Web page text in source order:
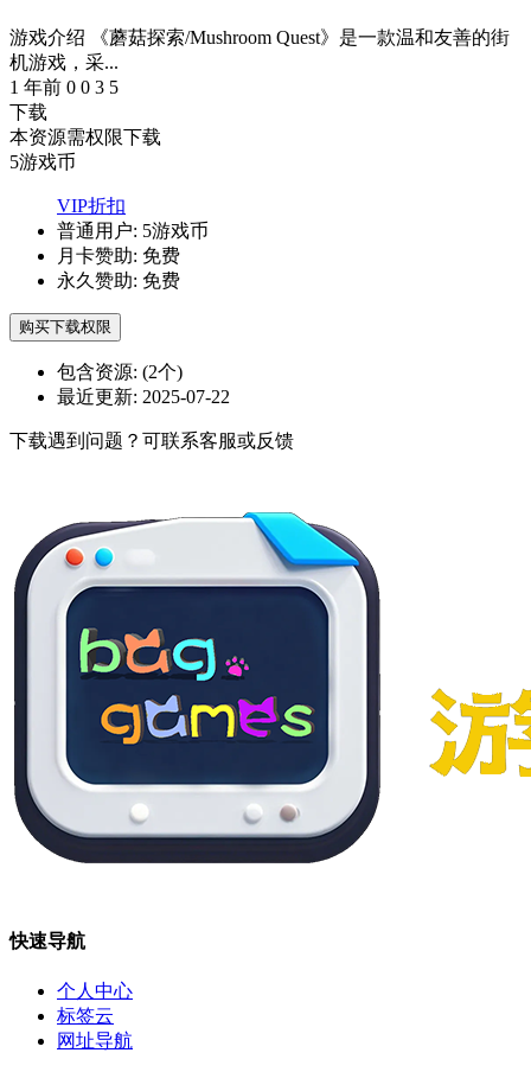
游戏介绍 《蘑菇探索/Mushroom Quest》是一款温和友善的街
机游戏，采...
1 年前 0 0 3 5
下载
本资源需权限下载
5游戏币
VIP折扣
普通用户: 5游戏币
月卡赞助: 免费
永久赞助: 免费
购买下载权限
包含资源: (2个)
最近更新: 2025-07-22
下载遇到问题？可联系客服或反馈
快速导航
个人中心
标签云
网址导航